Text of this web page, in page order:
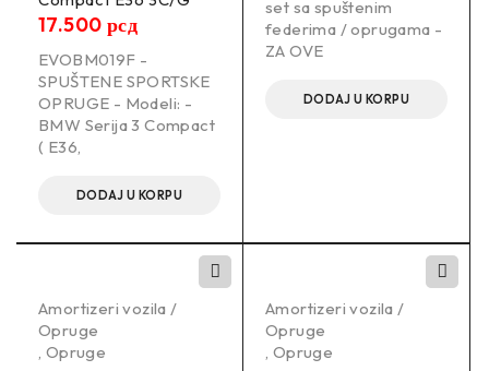
FORD FIESTA VI (JA8_, CB1, CCN) 06/2008-12/2018 1.6 Ti
Hatchback Petrol 88 KW 1596 ccm 4 Front Wheel Drive
Hatchback Petrol 99 KW 1596 ccm 4 Front Wheel Drive
Prednje spuštanje:
17.500 рсд
EVOBM019F -
SPUŠTENE SPORTSKE
OPRUGE - Modeli: -
BMW Serija 3 Compact
( E36,
DODAJ U KORPU
set sa spuštenim
federima / oprugama -
ZA OVE
DODAJ U KORPU
Amortizeri vozila /
Opruge
, Opruge
Amortizeri vozila /
Opruge
, Opruge